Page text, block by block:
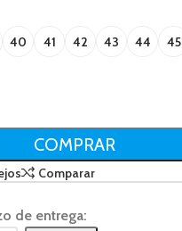
40 41 42 43 44 45
COMPRAR
Comparar
de entrega: